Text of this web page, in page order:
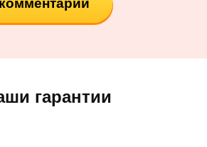
гарантии